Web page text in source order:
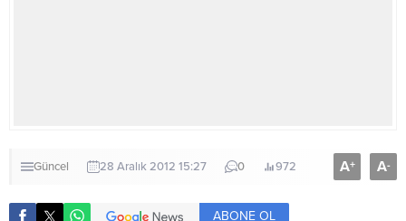
Güncel 28 Aralık 2012 15:27 0 972 A+ A-
ABONE OL